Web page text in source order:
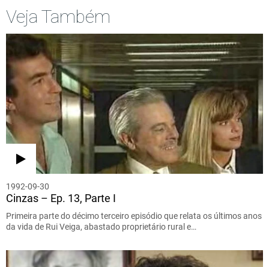
Veja Também
1992-09-30
Cinzas – Ep. 13, Parte I
Primeira parte do décimo terceiro episódio que relata os últimos anos
da vida de Rui Veiga, abastado proprietário rural e…